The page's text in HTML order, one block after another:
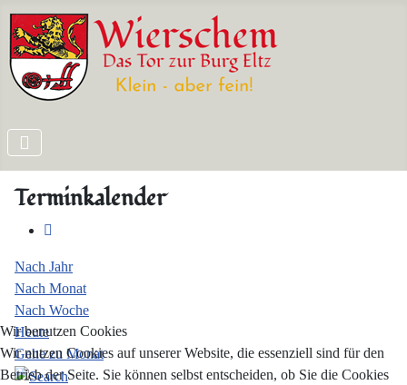
Terminkalender
Nach Jahr
Nach Monat
Nach Woche
Heute
Gehe zu Monat
Wir benutzen Cookies
Wir nutzen Cookies auf unserer Website, die essenziell sind für den
Betrieb der Seite. Sie können selbst entscheiden, ob Sie die Cookies